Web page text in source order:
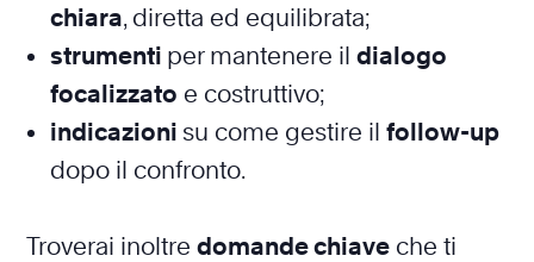
chiara, diretta ed equilibrata;
strumenti per mantenere il dialogo
focalizzato e costruttivo;
indicazioni su come gestire il follow-up
dopo il confronto.
Troverai inoltre domande chiave che ti